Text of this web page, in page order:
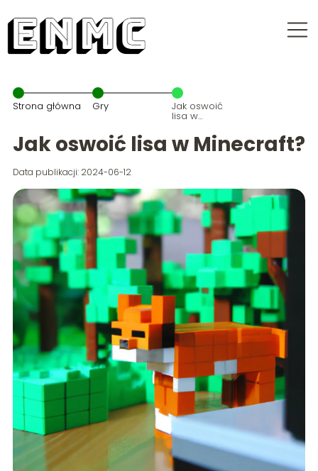
Strona główna Gry Jak oswoić
lisa w
Jak oswoić lisa w Minecraft?
Data publikacji: 2024-06-12